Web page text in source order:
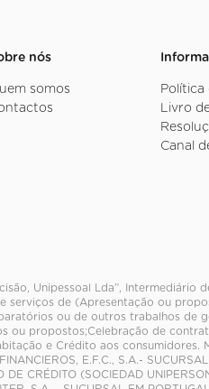
nós
somos
Política
Livro
Canal
Unipessoal Lda”,
serviços de (Apresentação ou
ou de outros trabalhos de
ou propostos;Celebração de
e Crédito aos consumidores.
E.F.C., S.A.-
DE CRÉDITO (SOCIEDAD